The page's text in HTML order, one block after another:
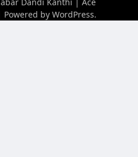
Powered by WordPress.